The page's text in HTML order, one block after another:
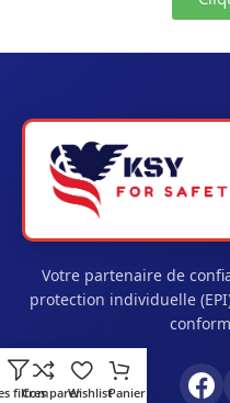
filtres
ComparerWishlistPanier
Votre partenaire de
protection individuelle